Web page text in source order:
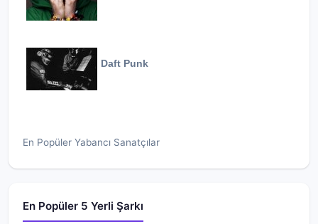
Daft Punk
En Popüler Yabancı Sanatçılar
En Popüler 5 Yerli Şarkı